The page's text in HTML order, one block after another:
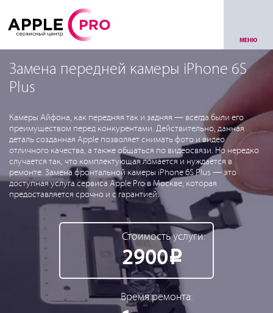
МЕНЮ
Замена передней камеры iPhone 6S
Plus
Камеры Айфона, как передняя так и задняя — всегда были его
преимуществом перед конкурентами. Действительно, данная
деталь созданная Apple позволяет снимать фото и видео
отличного качества, а также общаться по видеосвязи. Но нередко
случается так, что комплектующая ломается и нуждается в
ремонте. Замена фронтальной камеры iPhone 6S Plus — это
доступная услуга сервиса Apple Pro в Москве, которая
предоставляется срочно и с гарантией.
Стоимость услуги:
2900Р
Время ремонта: